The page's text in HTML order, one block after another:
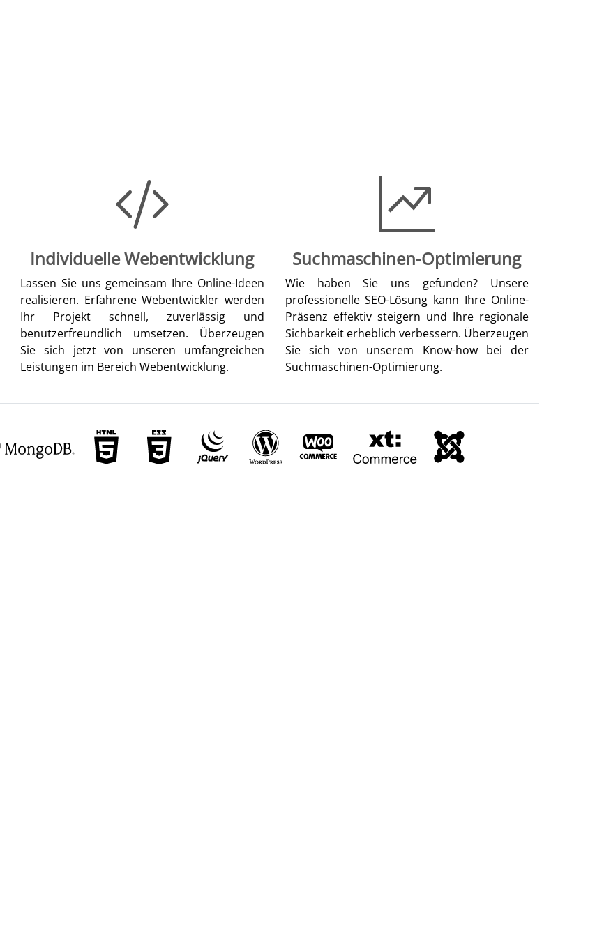
Individuelle Webentwicklung
Lassen Sie uns gemeinsam Ihre Online-Ideen
realisieren. Erfahrene Webentwickler werden
Ihr Projekt schnell, zuverlässig und
benutzerfreundlich umsetzen. Überzeugen
Sie sich jetzt von unseren umfangreichen
Leistungen im Bereich Webentwicklung.
Suchmaschinen-Optimierung
Wie haben Sie uns gefunden? Unsere
professionelle SEO-Lösung kann Ihre Online-
Präsenz effektiv steigern und Ihre regionale
Sichbarkeit erheblich verbessern. Überzeugen
Sie sich von unserem Know-how bei der
Suchmaschinen-Optimierung.